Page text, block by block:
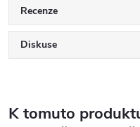
Recenze
Diskuse
K tomuto